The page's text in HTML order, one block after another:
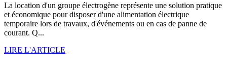
La location d'un groupe électrogène représente une solution pratique
et économique pour disposer d'une alimentation électrique
temporaire lors de travaux, d'événements ou en cas de panne de
courant. Q...
LIRE L'ARTICLE